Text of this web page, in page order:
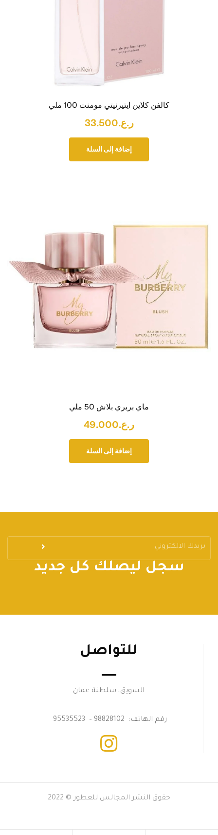
كالفن كلاين ايتيرنيتي مومنت 100 ملي
ر.ع.33.500
إضافة إلى السلة
ماي بربري بلاش 50 ملي
ر.ع.49.000
إضافة إلى السلة
سجل ليصلك كل جديد
للتواصل
السويق، سلطنة عمان
رقم الهاتف: 98828102 – 95535523
حقوق النشر المجالس للعطور © 2022